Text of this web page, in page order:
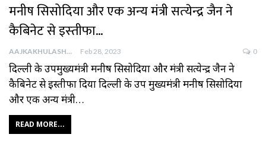
मनीष सिसोदिया और एक अन्‍य मंत्री सत्‍येन्‍द्र जैन ने
कैबिनेट से इस्‍तीफा…
AAJKAKHULASHA Feb 28, 2023 0
दिल्‍ली के उपमुख्‍यमंत्री मनीष सिसोदिया और मंत्री सत्‍येन्‍द्र जैन ने
कैबिनेट से इस्‍तीफा दिया दिल्‍ली के उप मुख्‍यमंत्री मनीष सिसोदिया
और एक अन्‍य मंत्री…
READ MORE...